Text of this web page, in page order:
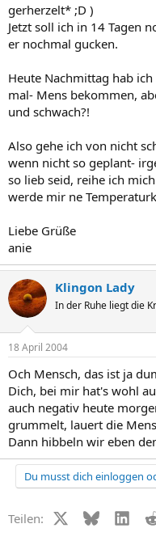
gerherzelt* ;D )
Jetzt soll ich in 14 Tagen
er nochmal gucken.
Heute Nachmittag hab
mal- Mens bekommen,
und schwach?!
Also gehe ich von nicht
wenn nicht so geplant-
so lieb seid, reihe ich
werde mir ne
Liebe Grüße
anie
Klingon Lady
In der Ruhe liegt die
18 April 2004
Och Mensch, das ist ja
Dich, bei mir hat's wohl
auch negativ heute
grummelt, lauert die
Dann hibbeln wir eben
Du musst dich einloggen
Teilen: X (Twitter)
Bluesky